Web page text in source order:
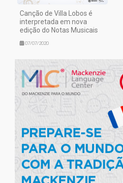
Canção de Villa Lobos é
interpretada em nova
edição do Notas Musicais
07/07/2020